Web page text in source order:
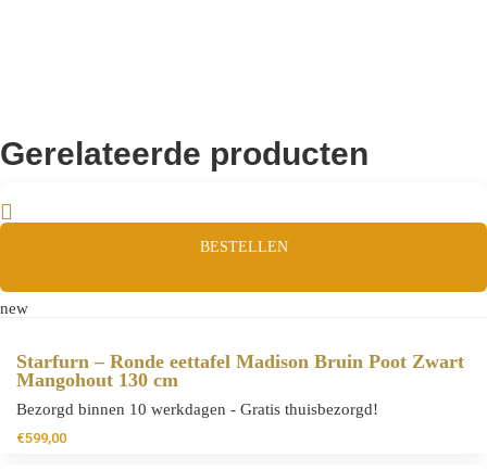
Gerelateerde producten
BESTELLEN
new
Starfurn – Ronde eettafel Madison Bruin Poot Zwart
Mangohout 130 cm
Bezorgd binnen 10 werkdagen - Gratis thuisbezorgd!
€599,00